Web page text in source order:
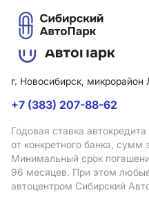
г. Новосибирск, микрорайон
+7 (383) 207-88-62
Годовая ставка
от конкретного банка,
Минимальный срок
96 месяцев. При этом
автоцентром Сибирский